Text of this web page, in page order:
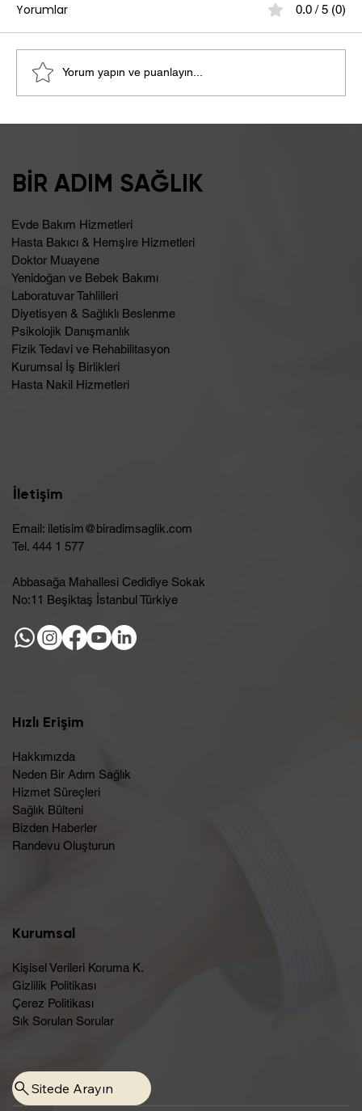
Yorumlar 0.0 / 5 (0)
Yorum yapın ve puanlayın...
BİR ADIM SAĞLIK
Evde Bakım Hizmetleri
Hasta Bakıcı & Hemşire Hizmetleri
Doktor Muayene
Yenidoğan ve Bebek Bakımı
Laboratuvar Tahlilleri
Diyetisyen & Sağlıklı Beslenme
Psikolojik Danışmanlık
Fizik Tedavi ve Rehabilitasyon
Kurumsal İş Birlikleri
Hasta Nakil Hizmetleri
İletişim
Email: iletisim@biradimsaglik.com
Tel. 444 1 577
Abbasağa Mahallesi Cedidiye Sokak
No:11 Beşiktaş İstanbul Türkiye
Hızlı Erişim
Hakkımızda
Neden Bir Adım Sağlık
Hizmet Süreçleri
Sağlık Bülteni
Bizden Haberler
Randevu Oluşturun​
Kurumsal
Kişisel Verileri Koruma K.
Gizlilik Politikası
Çerez Politikası
Sık Sorulan Sorular
Sitede Arayın